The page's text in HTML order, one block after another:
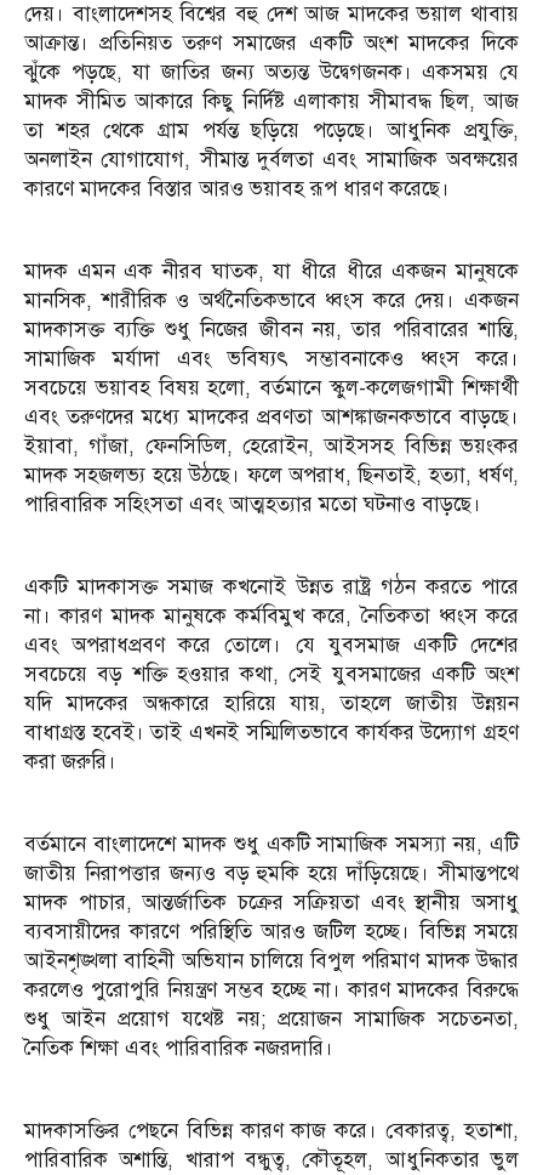
দেয়। বাংলাদেশসহ বিশ্বের বহু দেশ আজ মাদকের ভয়াল থাবায়
আক্রান্ত। প্রতিনিয়ত তরুণ সমাজের একটি অংশ মাদকের দিকে
ঝুঁকে পড়ছে, যা জাতির জন্য অত্যন্ত উদ্বেগজনক। একসময় যে
মাদক সীমিত আকারে কিছু নির্দিষ্ট এলাকায় সীমাবদ্ধ ছিল, আজ
তা শহর থেকে গ্রাম পর্যন্ত ছড়িয়ে পড়েছে। আধুনিক প্রযুক্তি,
অনলাইন যোগাযোগ, সীমান্ত দুর্বলতা এবং সামাজিক অবক্ষয়ের
কারণে মাদকের বিস্তার আরও ভয়াবহ রূপ ধারণ করেছে।
মাদক এমন এক নীরব ঘাতক, যা ধীরে ধীরে একজন মানুষকে
মানসিক, শারীরিক ও অর্থনৈতিকভাবে ধ্বংস করে দেয়। একজন
মাদকাসক্ত ব্যক্তি শুধু নিজের জীবন নয়, তার পরিবারের শান্তি,
সামাজিক মর্যাদা এবং ভবিষ্যৎ সম্ভাবনাকেও ধ্বংস করে।
সবচেয়ে ভয়াবহ বিষয় হলো, বর্তমানে স্কুল-কলেজগামী শিক্ষার্থী
এবং তরুণদের মধ্যে মাদকের প্রবণতা আশঙ্কাজনকভাবে বাড়ছে।
ইয়াবা, গাঁজা, ফেনসিডিল, হেরোইন, আইসসহ বিভিন্ন ভয়ংকর
মাদক সহজলভ্য হয়ে উঠছে। ফলে অপরাধ, ছিনতাই, হত্যা, ধর্ষণ,
পারিবারিক সহিংসতা এবং আত্মহত্যার মতো ঘটনাও বাড়ছে।
একটি মাদকাসক্ত সমাজ কখনোই উন্নত রাষ্ট্র গঠন করতে পারে
না। কারণ মাদক মানুষকে কর্মবিমুখ করে, নৈতিকতা ধ্বংস করে
এবং অপরাধপ্রবণ করে তোলে। যে যুবসমাজ একটি দেশের
সবচেয়ে বড় শক্তি হওয়ার কথা, সেই যুবসমাজের একটি অংশ
যদি মাদকের অন্ধকারে হারিয়ে যায়, তাহলে জাতীয় উন্নয়ন
বাধাগ্রস্ত হবেই। তাই এখনই সম্মিলিতভাবে কার্যকর উদ্যোগ গ্রহণ
করা জরুরি।
বর্তমানে বাংলাদেশে মাদক শুধু একটি সামাজিক সমস্যা নয়, এটি
জাতীয় নিরাপত্তার জন্যও বড় হুমকি হয়ে দাঁড়িয়েছে। সীমান্তপথে
মাদক পাচার, আন্তর্জাতিক চক্রের সক্রিয়তা এবং স্থানীয় অসাধু
ব্যবসায়ীদের কারণে পরিস্থিতি আরও জটিল হচ্ছে। বিভিন্ন সময়ে
আইনশৃঙ্খলা বাহিনী অভিযান চালিয়ে বিপুল পরিমাণ মাদক উদ্ধার
করলেও পুরোপুরি নিয়ন্ত্রণ সম্ভব হচ্ছে না। কারণ মাদকের বিরুদ্ধে
শুধু আইন প্রয়োগ যথেষ্ট নয়; প্রয়োজন সামাজিক সচেতনতা,
নৈতিক শিক্ষা এবং পারিবারিক নজরদারি।
মাদকাসক্তির পেছনে বিভিন্ন কারণ কাজ করে। বেকারত্ব, হতাশা,
পারিবারিক অশান্তি, খারাপ বন্ধুত্ব, কৌতূহল, আধুনিকতার ভুল